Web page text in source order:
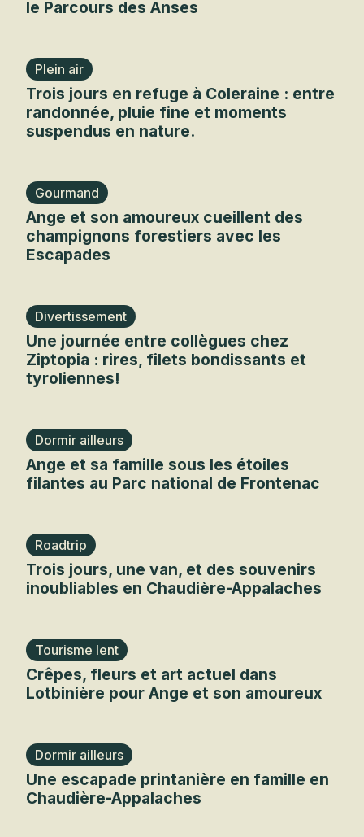
le Parcours des Anses
Plein air
Trois jours en refuge à Coleraine : entre
randonnée, pluie fine et moments
suspendus en nature.
Gourmand
Ange et son amoureux cueillent des
champignons forestiers avec les
Escapades
Divertissement
Une journée entre collègues chez
Ziptopia : rires, filets bondissants et
tyroliennes!
Dormir ailleurs
Ange et sa famille sous les étoiles
filantes au Parc national de Frontenac
Roadtrip
Trois jours, une van, et des souvenirs
inoubliables en Chaudière-Appalaches
Tourisme lent
Crêpes, fleurs et art actuel dans
Lotbinière pour Ange et son amoureux
Dormir ailleurs
Une escapade printanière en famille en
Chaudière-Appalaches